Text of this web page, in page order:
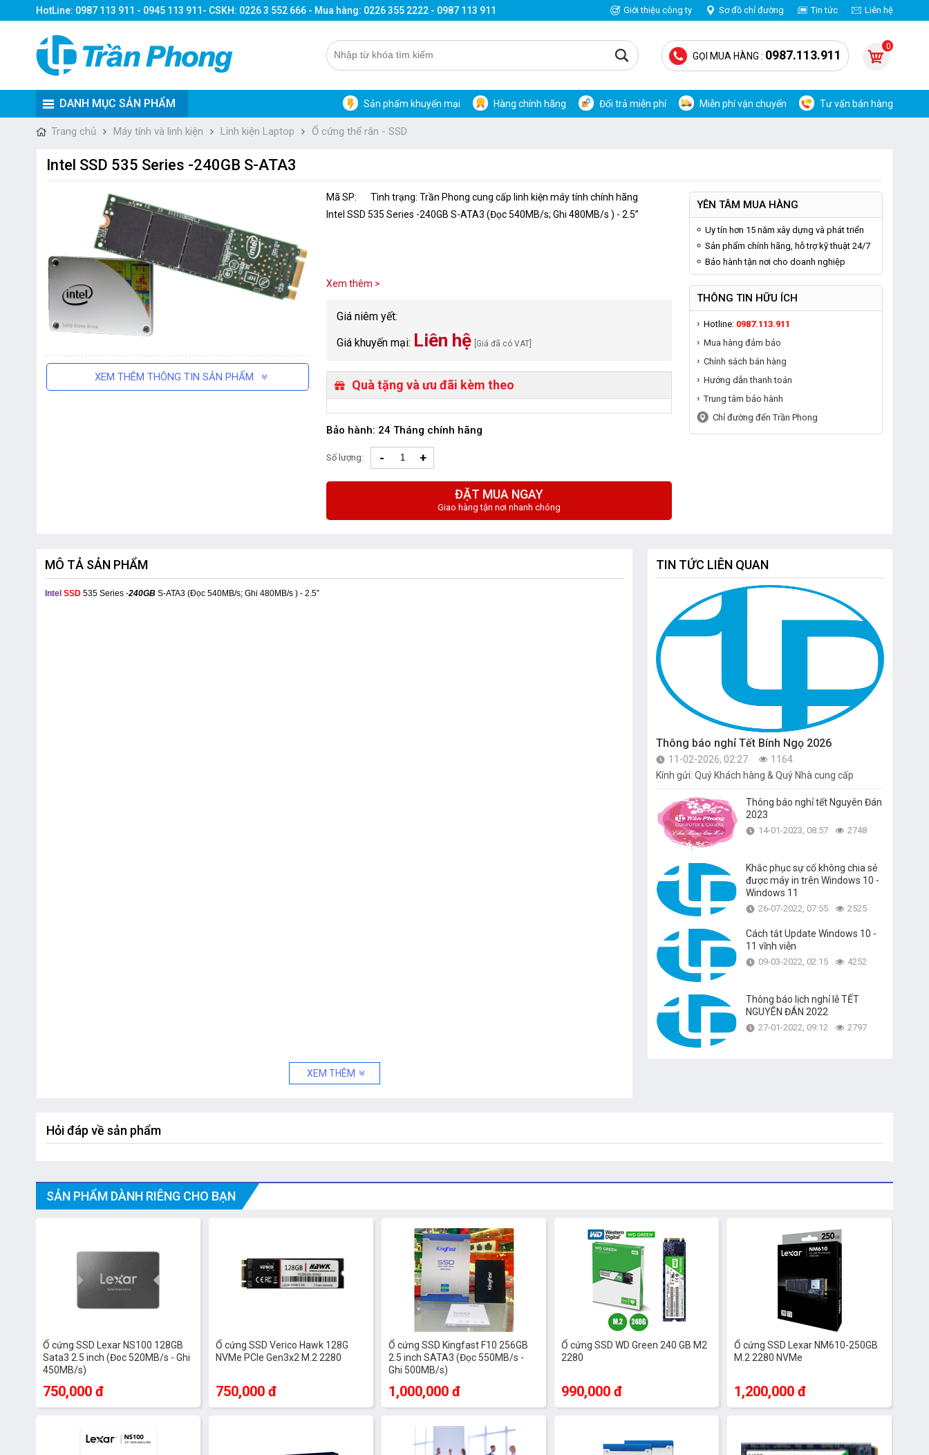
Giới thiệu công ty Sơ đồ chỉ đường Tin tức Liên hệ
HotLine: 0987 113 911 - 0945 113 911- CSKH: 0226 3 552 666 - Mua hàng: 0226 355 2222 - 0987 113 911
0
GỌI MUA HÀNG : 0987.113.911
DANH MỤC SẢN PHẨM Tư vấn bán hàng
Miễn phí vận chuyển
Đổi trả miễn phí
Hàng chính hãng
Sản phẩm khuyến mại
Trang chủ Máy tính và linh kiện Linh kiện Laptop Ổ cứng thể rắn - SSD
Intel SSD 535 Series -240GB S-ATA3
XEM THÊM THÔNG TIN SẢN PHẨM
Mã SP:
Tình trạng: Trần Phong cung cấp linh kiện máy tính chính hãng
Intel SSD 535 Series -240GB S-ATA3 (Đọc 540MB/s; Ghi 480MB/s ) - 2.5”
Xem thêm >
Giá niêm yết:
Giá khuyến mại: Liên hệ [Giá đã có VAT]
Quà tặng và ưu đãi kèm theo
Bảo hành: 24 Tháng chính hãng
Số lượng: - +
ĐẶT MUA NGAY
Giao hàng tận nơi nhanh chóng
YÊN TÂM MUA HÀNG
Uy tín hơn 15 năm xây dựng và phát triển
Sản phẩm chính hãng, hỗ trợ kỹ thuật 24/7
Bảo hành tận nơi cho doanh nghiệp
THÔNG TIN HỮU ÍCH
Hotline: 0987.113.911
Mua hàng đảm bảo
Chính sách bán hàng
Hướng dẫn thanh toán
Trung tâm bảo hành
Chỉ đường đến Trần Phong
TIN TỨC LIÊN QUAN
Thông báo nghỉ Tết Bính Ngọ 2026
11-02-2026, 02:27
1164
Kính gửi: Quý Khách hàng & Quý Nhà cung cấp
Thông báo nghỉ tết Nguyên Đán
2023
14-01-2023, 08:57 2748
Khắc phục sự cố không chia sẻ
được máy in trên Windows 10 -
Windows 11
26-07-2022, 07:55 2525
Cách tắt Update Windows 10 -
11 vĩnh viễn
09-03-2022, 02:15 4252
Thông báo lịch nghỉ lễ TẾT
NGUYÊN ĐÁN 2022
27-01-2022, 09:12 2797
MÔ TẢ SẢN PHẨM
Intel SSD 535 Series -240GB S-ATA3 (Đọc 540MB/s; Ghi 480MB/s ) - 2.5”
XEM THÊM
Hỏi đáp về sản phẩm
SẢN PHẨM DÀNH RIÊNG CHO BẠN
Ổ cứng SSD Lexar NS100 128GB
Sata3 2.5 inch (Đoc 520MB/s - Ghi
450MB/s)
750,000 đ
Ổ cứng SSD Verico Hawk 128G
NVMe PCIe Gen3x2 M.2 2280
750,000 đ
Ổ cứng SSD Kingfast F10 256GB
2.5 inch SATA3 (Đọc 550MB/s -
Ghi 500MB/s)
1,000,000 đ
Ổ cứng SSD WD Green 240 GB M2
2280
990,000 đ
Ổ cứng SSD Lexar NM610-250GB
M.2 2280 NVMe
1,200,000 đ